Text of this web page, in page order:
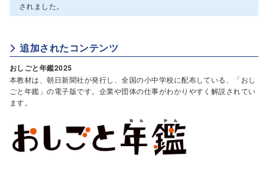
されました。
追加されたコンテンツ
おしごと年鑑2025
本教材は、朝日新聞社が発行し、全国の小中学校に配布している、「おし
ごと年鑑」の電子版です。企業や団体の仕事がわかりやすく解説されてい
ます。